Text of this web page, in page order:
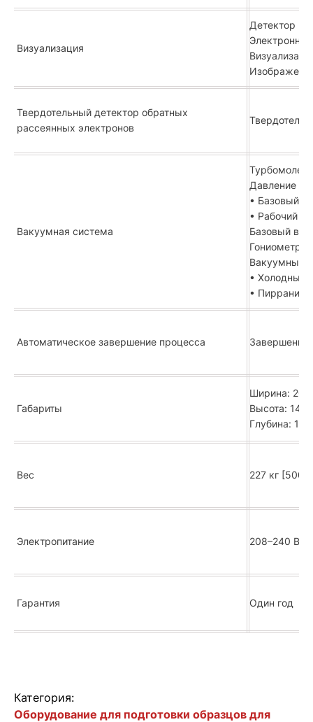
Визуализация
Детектор
Твердотельный детектор обратных
рассеянных электронов
Вакуумная система
Давление в
• Базовый
• Рабочий
Базовый
Гониометр
Вакуумные
• Холодный
• Пиррани-
Автоматическое завершение процесса Завершение
Габариты
Ширина:
Высота:
Глубина:
Вес 227 кг [500
Электропитание 208–240 В
Гарантия Один год
Категория:
Оборудование для подготовки образцов для